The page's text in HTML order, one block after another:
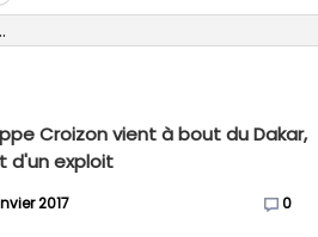
Croizon vient à bout du Dakar,
d'un exploit
2017 0